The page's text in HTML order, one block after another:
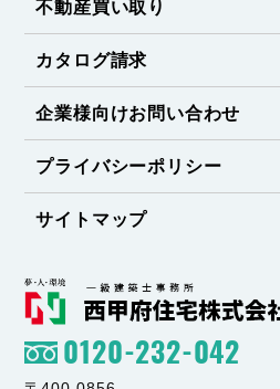
不動産買い取り
カタログ請求
企業様向けお問い合わせ
プライバシーポリシー
サイトマップ
0120-232-042